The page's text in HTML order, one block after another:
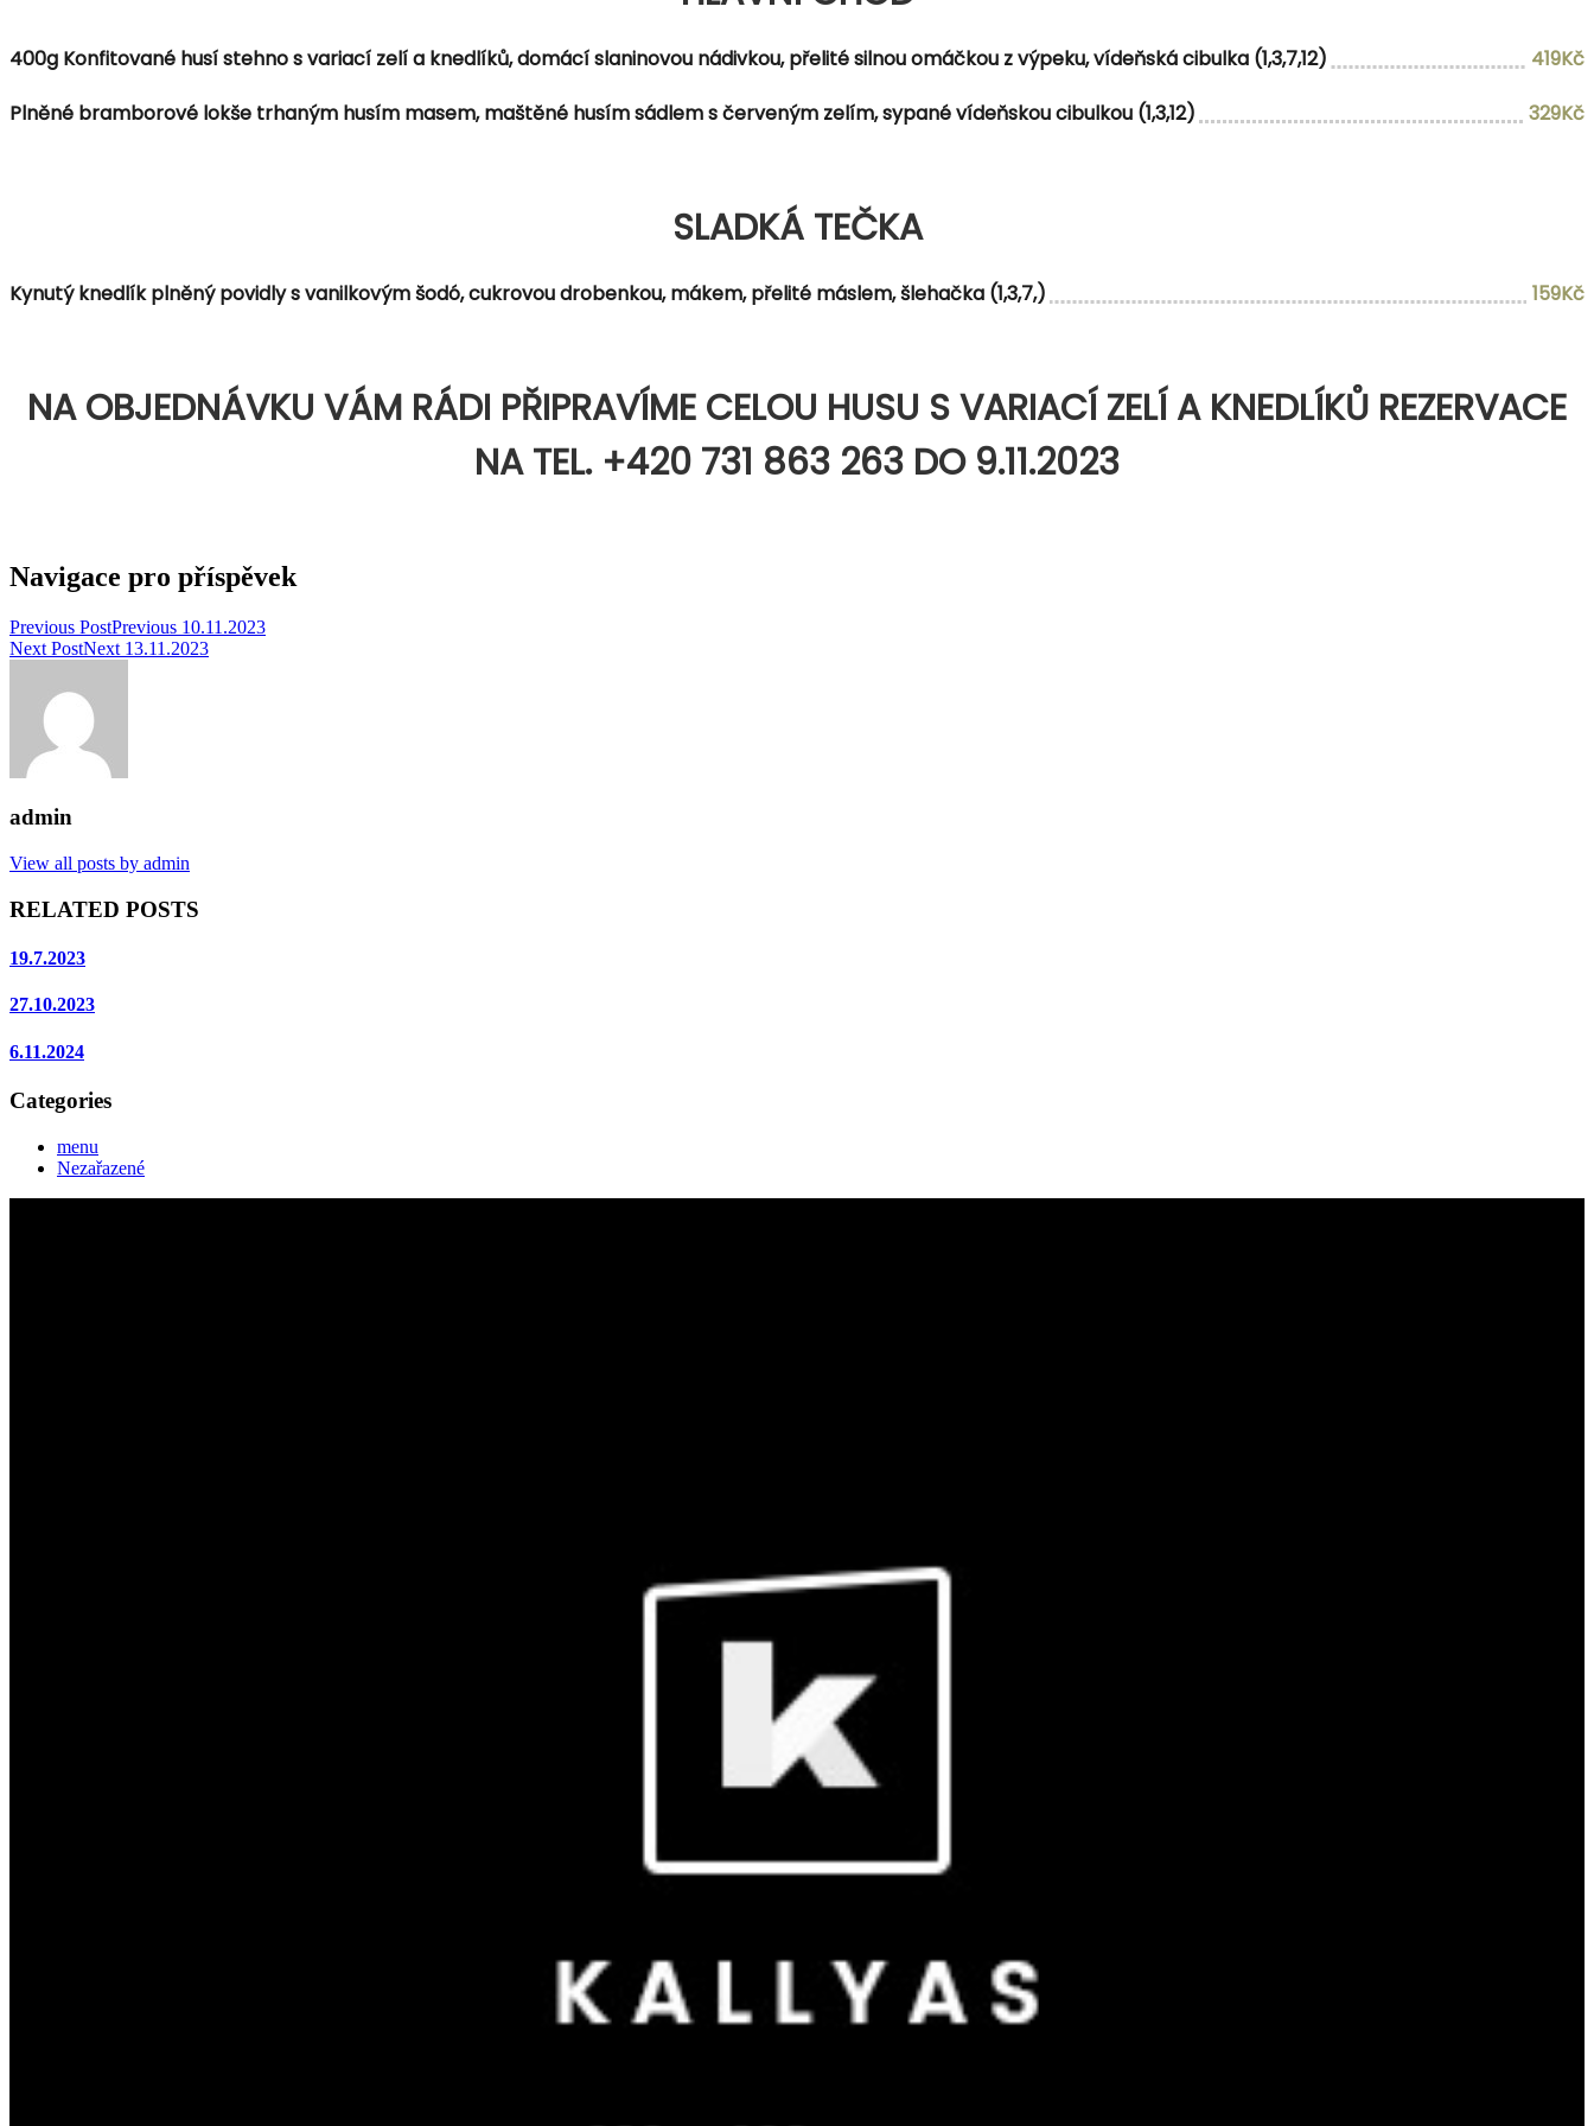
400g Konfitované husí stehno s variací zelí a knedlíků, domácí slaninovou nádivkou, přelité silnou omáčkou z výpeku, vídeňská cibulka (1,3,7,12)
419Kč
Plněné bramborové lokše trhaným husím masem, maštěné husím sádlem s červeným zelím, sypané vídeňskou cibulkou (1,3,12)
329Kč
SLADKÁ TEČKA
Kynutý knedlík plněný povidly s vanilkovým šodó, cukrovou drobenkou, mákem, přelité máslem, šlehačka (1,3,7,) 159Kč
NA OBJEDNÁVKU VÁM RÁDI PŘIPRAVÍME CELOU HUSU S VARIACÍ ZELÍ A KNEDLÍKŮ REZERVACE
NA TEL. +420 731 863 263 DO 9.11.2023
Navigace pro příspěvek
Previous PostPrevious 10.11.2023
Next PostNext 13.11.2023
admin
View all posts by admin
RELATED POSTS
19.7.2023
27.10.2023
6.11.2024
Categories
menu
Nezařazené